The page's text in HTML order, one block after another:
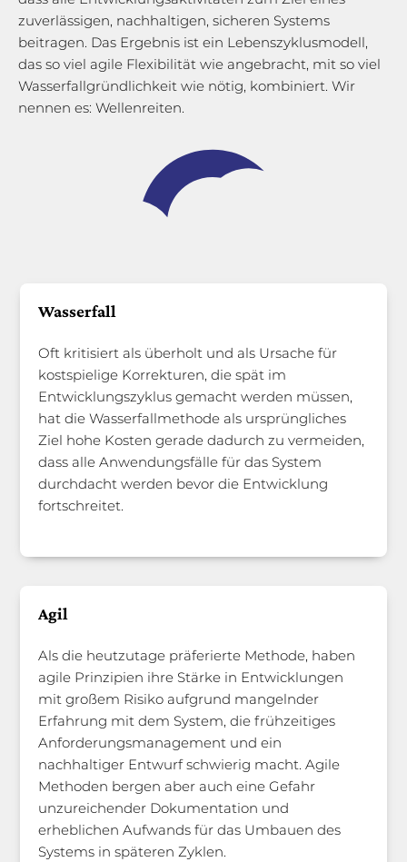
zuverlässigen, nachhaltigen, sicheren Systems
beitragen. Das Ergebnis ist ein Lebenszyklusmodell,
das so viel agile Flexibilität wie angebracht, mit so viel
Wasserfallgründlichkeit wie nötig, kombiniert. Wir
nennen es: Wellenreiten.
Wasserfall
Oft kritisiert als überholt und als Ursache für
kostspielige Korrekturen, die spät im
Entwicklungszyklus gemacht werden müssen,
hat die Wasserfallmethode als ursprüngliches
Ziel hohe Kosten gerade dadurch zu vermeiden,
dass alle Anwendungsfälle für das System
durchdacht werden bevor die Entwicklung
fortschreitet.
Agil
Als die heutzutage präferierte Methode, haben
agile Prinzipien ihre Stärke in Entwicklungen
mit großem Risiko aufgrund mangelnder
Erfahrung mit dem System, die frühzeitiges
Anforderungsmanagement und ein
nachhaltiger Entwurf schwierig macht. Agile
Methoden bergen aber auch eine Gefahr
unzureichender Dokumentation und
erheblichen Aufwands für das Umbauen des
Systems in späteren Zyklen.